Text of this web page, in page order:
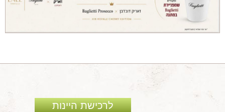
מאמרים מקצועיים
מאמרים הלכתיים
המלצות יין לְ שַׁבָּת
חדשות ועדכונים
לרכישת היינות